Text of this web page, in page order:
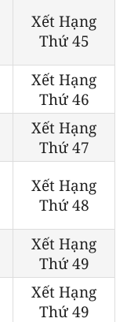
Xết Hạng
Thứ 45
Xết Hạng
Thứ 46
Xết Hạng
Thứ 47
Xết Hạng
Thứ 48
Xết Hạng
Thứ 49
Xết Hạng
Thứ 49